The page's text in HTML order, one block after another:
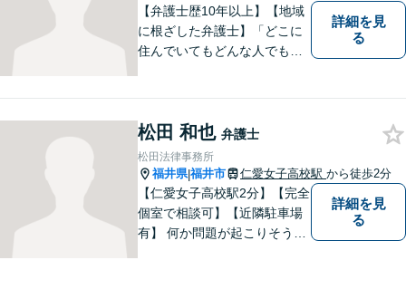
ださい。
【弁護士歴10年以上】【地域
に根ざした弁護士】「どこに
住んでいてもどんな人でも等
中国語対応】大都市に負けな
い質と幅の法的なサービスを
提供することを目指していま
す。
詳細を見
る
松田 和也 弁護士
松田法律事務所
福井県|福井市 仁愛女子高校駅 から徒歩2分
【仁愛女子高校駅2分】【完全
個室で相談可】【近隣駐車場
有】 何か問題が起こりそうと
詳細を見
る